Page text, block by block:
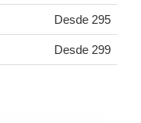
Desde 295
Desde 299